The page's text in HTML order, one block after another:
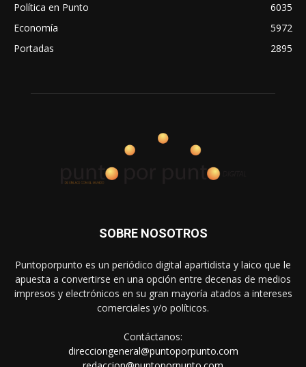
Política en Punto
6035
Economía
5972
Portadas
2895
SOBRE NOSOTROS
Puntoporpunto es un periódico digital apartidista y laico que le
apuesta a convertirse en una opción entre decenas de medios
impresos y electrónicos en su gran mayoría atados a intereses
comerciales y/o políticos.
Contáctanos:
direcciongeneral@puntoporpunto.com